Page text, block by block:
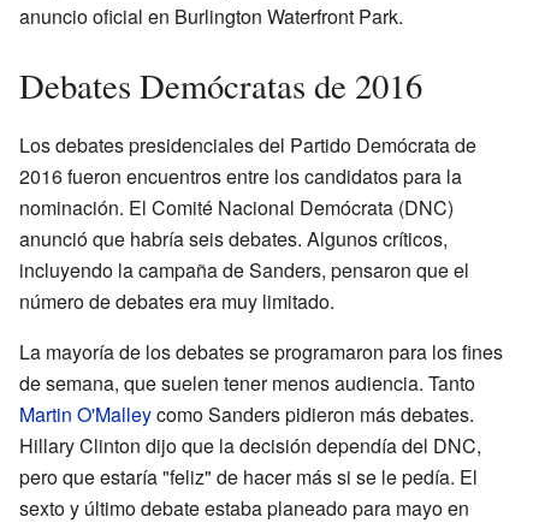
anuncio oficial en Burlington Waterfront Park.
Debates Demócratas de 2016
Los debates presidenciales del Partido Demócrata de
2016 fueron encuentros entre los candidatos para la
nominación. El Comité Nacional Demócrata (DNC)
anunció que habría seis debates. Algunos críticos,
incluyendo la campaña de Sanders, pensaron que el
número de debates era muy limitado.
La mayoría de los debates se programaron para los fines
de semana, que suelen tener menos audiencia. Tanto
Martin O'Malleycomo Sanders pidieron más debates.
Hillary Clinton dijo que la decisión dependía del DNC,
pero que estaría "feliz" de hacer más si se le pedía. El
sexto y último debate estaba planeado para mayo en